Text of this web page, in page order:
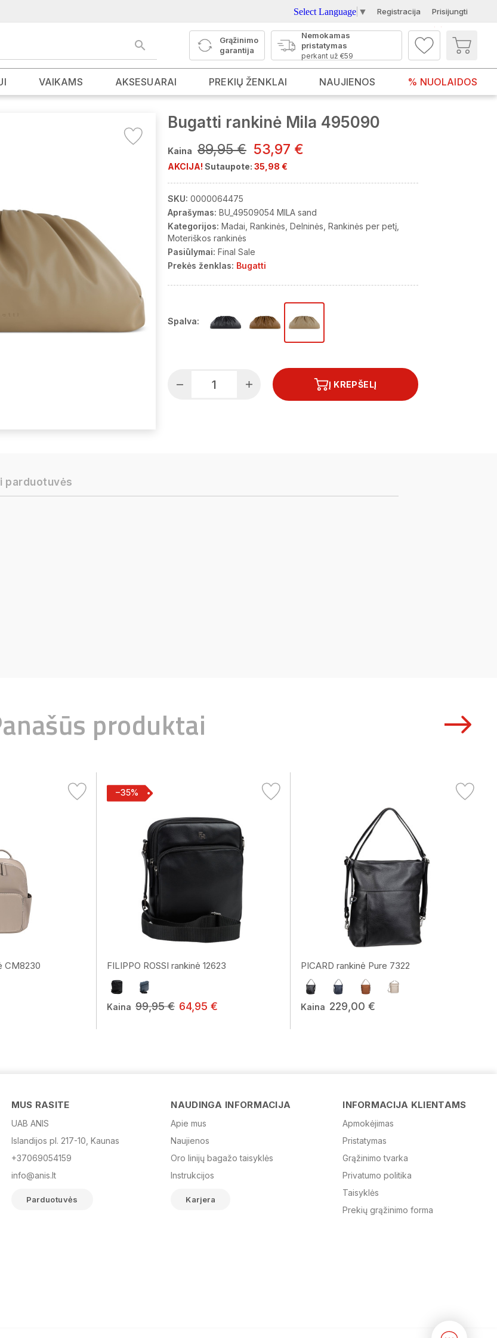
Select Language ▼ Registracija Prisijungti
Grąžinimo
garantija
Nemokamas
pristatymas
perkant už €59
VAIKAMS AKSESUARAI PREKIŲ ŽENKLAI NAUJIENOS % NUOLAIDOS
Bugatti rankinė Mila 495090
Kaina 89,95 € 53,97 €
AKCIJA! Sutaupote: 35,98 €
SKU: 0000064475
Aprašymas: BU_49509054 MILA sand
Kategorijos: Madai Rankinės Delninės Rankinės per petį
Moteriškos rankinės
Pasiūlymai: Final Sale
Prekės ženklas: Bugatti
Spalva:
Į KREPŠELĮ
parduotuvės
produktai
CM8230
−35%
FILIPPO ROSSI rankinė 12623
Kaina 99,95 € 64,95 €
PICARD rankinė Pure 7322
Kaina 229,00 €
MUS RASITE
UAB ANIS
Islandijos pl. 217-10, Kaunas
+37069054159
info@anis.lt
Parduotuvės
NAUDINGA INFORMACIJA
Apie mus
Naujienos
Oro linijų bagažo taisyklės
Instrukcijos
Karjera
INFORMACIJA KLIENTAMS
Apmokėjimas
Pristatymas
Grąžinimo tvarka
Privatumo politika
Taisyklės
Prekių grąžinimo forma